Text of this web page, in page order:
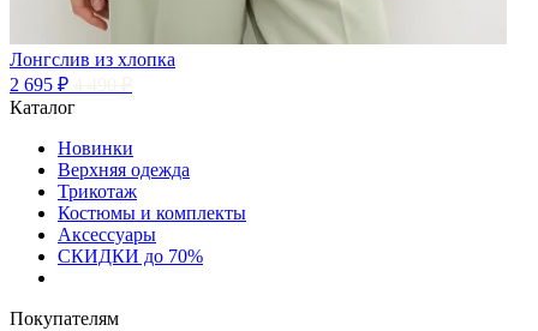
Лонгслив из хлопка
2 695 ₽
Каталог
Новинки
Верхняя одежда
Трикотаж
Костюмы и комплекты
Аксессуары
СКИДКИ до 70%
Покупателям